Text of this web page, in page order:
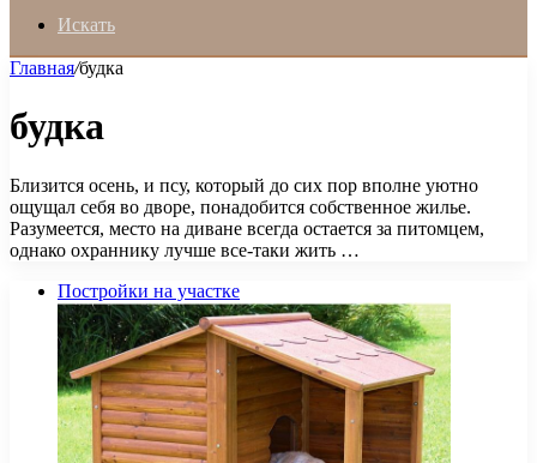
Искать
Главная/будка
будка
Близится осень, и псу, который до сих пор вполне уютно
ощущал себя во дворе, понадобится собственное жилье.
Разумеется, место на диване всегда остается за питомцем,
однако охраннику лучше все-таки жить …
Постройки на участке